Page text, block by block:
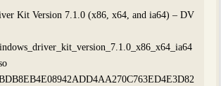
Kit Version 7.1.0 (x86, x64, and ia64) – DV